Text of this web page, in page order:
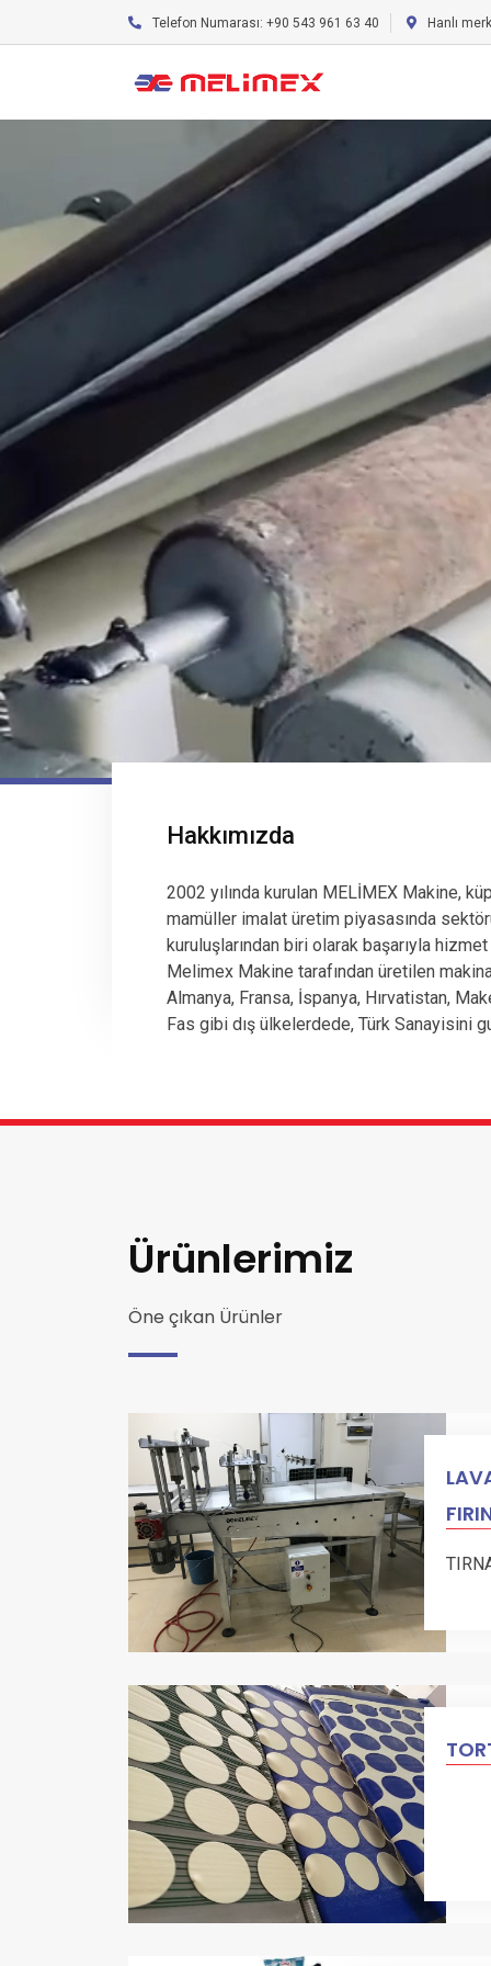
Telefon Numarası: +90 543 961 63 40 Hanlı
Hakkımızda
2002 yılında kurulan MELİMEX Makine,
mamüller imalat üretim piyasasında
kuruluşlarından biri olarak başarıyla
Melimex Makine tarafından üretilen
Almanya, Fransa, İspanya, Hırvatistan,
Fas gibi dış ülkelerdede, Türk Sanayisini
Ürünlerimiz
Öne çıkan Ürünler